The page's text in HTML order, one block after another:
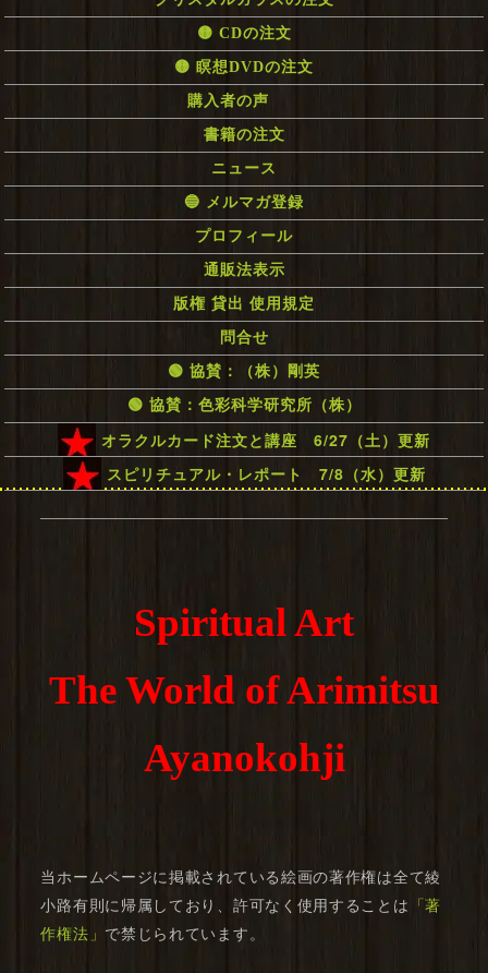
🟡 CDの注文
🟡 瞑想DVDの注文
購入者の声
書籍の注文
ニュース
🔵 メルマガ登録
プロフィール
通販法表示
版権 貸出 使用規定
問合せ
🟢 協賛：（株）剛英
🟢 協賛：色彩科学研究所（株）
オラクルカード注文と講座 6/27（土）更新
スピリチュアル・レポート 7/8（水）更新
Spiritual Art
The World of Arimitsu
Ayanokohji
当ホームページに掲載されている絵画の著作権は全て綾
小路有則に帰属しており、許可なく使用することは 「著
作権法」 で禁じられています。